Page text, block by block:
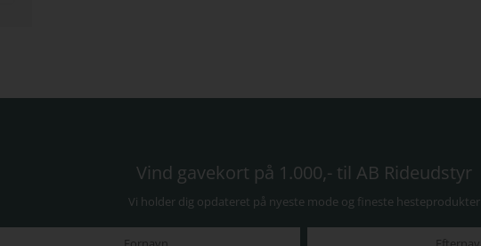
Vind gavekort på 1.000,- til AB Rideudstyr
Vi holder dig opdateret på nyeste mode og fineste hesteprodukter